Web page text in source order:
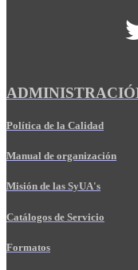
Política de la Calidad
Manual de organización
Misión de las SyUA's
Catálogos de Servicio
Formatos